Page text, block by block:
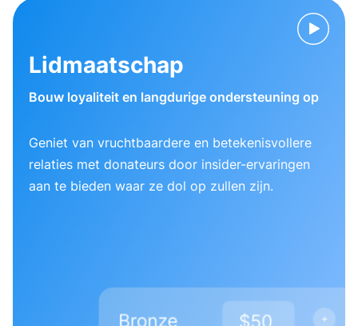
Lidmaatschap
Bouw loyaliteit en langdurige ondersteuning op
Geniet van vruchtbaardere en betekenisvollere
relaties met donateurs door insider-ervaringen
aan te bieden waar ze dol op zullen zijn.